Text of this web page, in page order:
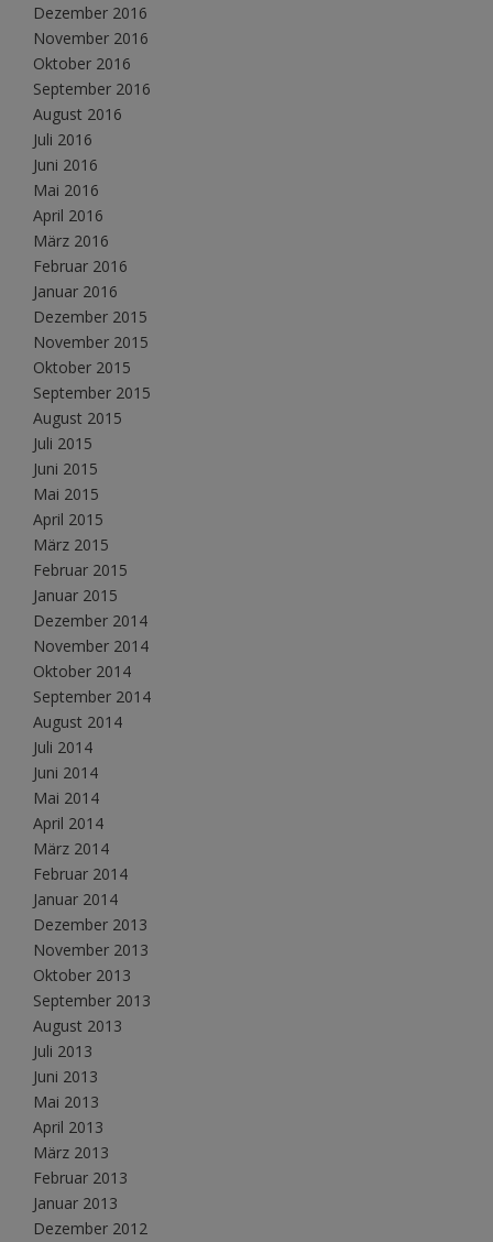
Dezember 2016
November 2016
Oktober 2016
September 2016
August 2016
Juli 2016
Juni 2016
Mai 2016
April 2016
März 2016
Februar 2016
Januar 2016
Dezember 2015
November 2015
Oktober 2015
September 2015
August 2015
Juli 2015
Juni 2015
Mai 2015
April 2015
März 2015
Februar 2015
Januar 2015
Dezember 2014
November 2014
Oktober 2014
September 2014
August 2014
Juli 2014
Juni 2014
Mai 2014
April 2014
März 2014
Februar 2014
Januar 2014
Dezember 2013
November 2013
Oktober 2013
September 2013
August 2013
Juli 2013
Juni 2013
Mai 2013
April 2013
März 2013
Februar 2013
Januar 2013
Dezember 2012